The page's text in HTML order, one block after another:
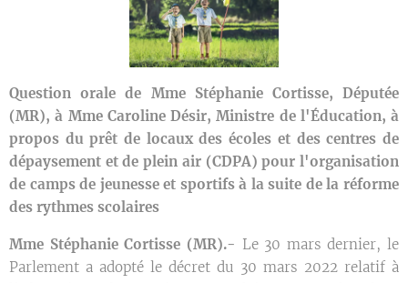
Question orale de Mme Stéphanie Cortisse, Députée
(MR), à Mme Caroline Désir, Ministre de l'Éducation, à
propos du prêt de locaux des écoles et des centres de
dépaysement et de plein air (CDPA) pour l'organisation
de camps de jeunesse et sportifs à la suite de la réforme
des rythmes scolaires
Mme Stéphanie Cortisse (MR).- Le 30 mars dernier, le
Parlement a adopté le décret du 30 mars 2022 relatif à